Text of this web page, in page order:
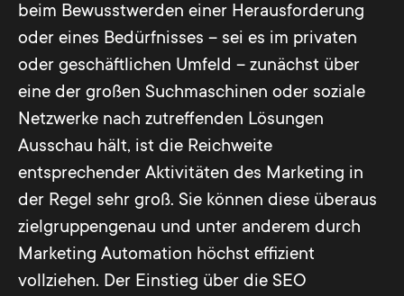
beim Bewusstwerden einer Herausforderung
oder eines Bedürfnisses – sei es im privaten
oder geschäftlichen Umfeld – zunächst über
eine der großen Suchmaschinen oder soziale
Netzwerke nach zutreffenden Lösungen
Ausschau hält, ist die Reichweite
entsprechender Aktivitäten des Marketing in
der Regel sehr groß. Sie können diese überaus
zielgruppengenau und unter anderem durch
Marketing Automation höchst effizient
vollziehen. Der Einstieg über die SEO